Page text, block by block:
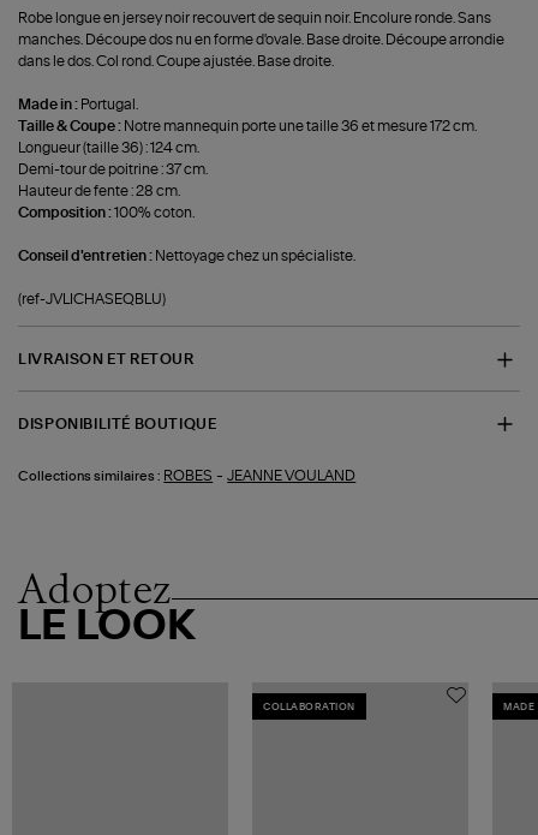
Robe longue en jersey noir recouvert de sequin noir. Encolure ronde. Sans
manches. Découpe dos nu en forme d'ovale. Base droite. Découpe arrondie
dans le dos. Col rond. Coupe ajustée. Base droite.
Made in : Portugal.
Taille & Coupe : Notre mannequin porte une taille 36 et mesure 172 cm.
Longueur (taille 36) : 124 cm.
Demi-tour de poitrine : 37 cm.
Hauteur de fente : 28 cm.
Composition :100% coton.
Conseil d'entretien : Nettoyage chez un spécialiste.
(ref-JVLICHASEQBLU)
LIVRAISON ET RETOUR
DISPONIBILITÉ BOUTIQUE
Collections similaires : ROBES -JEANNE VOULAND
Adoptez
LE LOOK
COLLABORATION MADE